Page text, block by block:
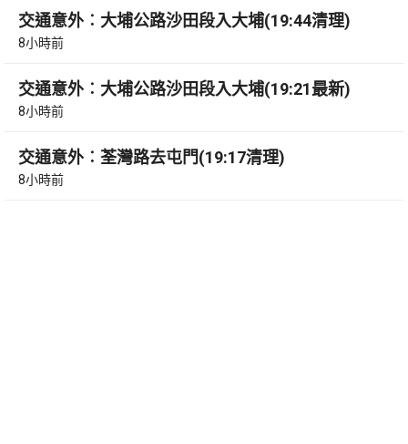
交通意外︰大埔公路沙田段入大埔(19:44清理)
8小時前
交通意外︰大埔公路沙田段入大埔(19:21最新)
8小時前
交通意外︰荃灣路去屯門(19:17清理)
8小時前